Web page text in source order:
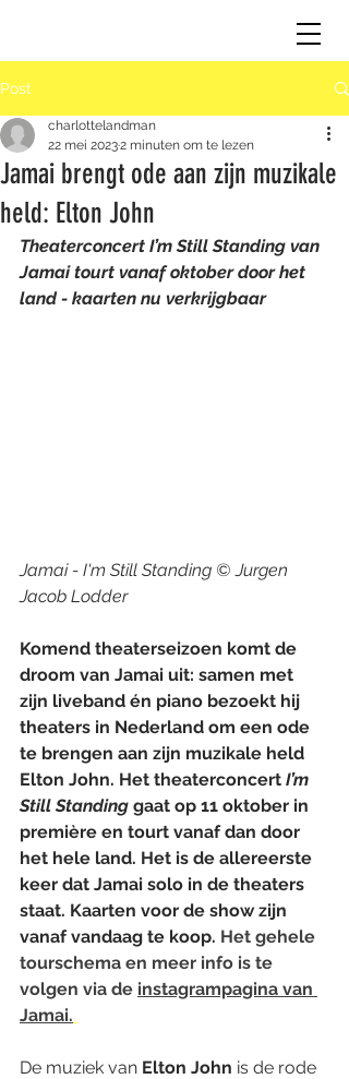
Post
Jamai brengt ode aan zijn muzikale
held: Elton John
charlottelandman
22 mei 20232 minuten om te lezen
Theaterconcert I’m Still Standing van
Jamai tourt vanaf oktober door het
land - kaarten nu verkrijgbaar
Jamai - I'm Still Standing © Jurgen
Jacob Lodder
Komend theaterseizoen komt de
droom van Jamai uit: samen met
zijn liveband én piano bezoekt hij
theaters in Nederland om een ode
te brengen aan zijn muzikale held
Elton John. Het theaterconcert I’m
Still Standing gaat op 11 oktober in
première en tourt vanaf dan door
het hele land. Het is de allereerste
keer dat Jamai solo in de theaters
staat. Kaarten voor de show zijn
vanaf vandaag te koop. Het gehele
tourschema en meer info is te
volgen via de instagrampagina van
Jamai.
De muziek van Elton John is de rode